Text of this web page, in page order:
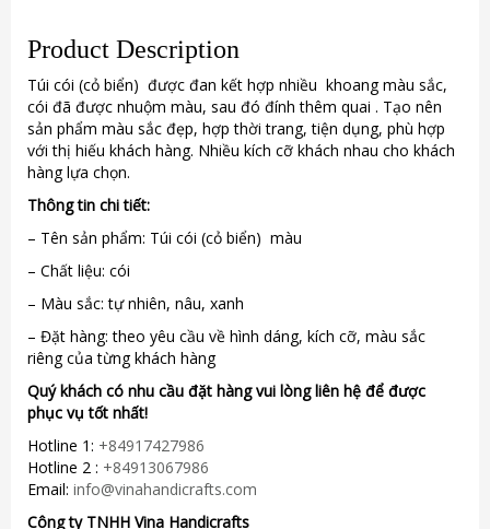
Product Description
Túi cói (cỏ biển) được đan kết hợp nhiều khoang màu sắc,
cói đã được nhuộm màu, sau đó đính thêm quai . Tạo nên
sản phẩm màu sắc đẹp, hợp thời trang, tiện dụng, phù hợp
với thị hiếu khách hàng. Nhiều kích cỡ khách nhau cho khách
hàng lựa chọn.
Thông tin chi tiết:
– Tên sản phẩm: Túi cói (cỏ biển) màu
– Chất liệu: cói
– Màu sắc: tự nhiên, nâu, xanh
– Đặt hàng: theo yêu cầu về hình dáng, kích cỡ, màu sắc
riêng của từng khách hàng
Quý khách có nhu cầu đặt hàng vui lòng liên hệ để được
phục vụ tốt nhất!
Hotline 1: +84917427986
Hotline 2 : +84913067986
Email: info@vinahandicrafts.com
Công ty TNHH Vina Handicrafts